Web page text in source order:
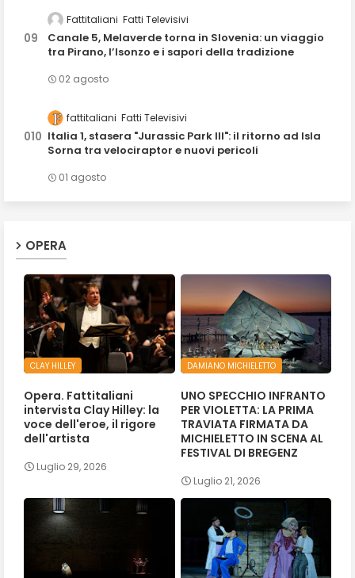
Fattitaliani Fatti Televisivi
Canale 5, Melaverde torna in Slovenia: un viaggio
tra Pirano, l’Isonzo e i sapori della tradizione
02 agosto
fattitaliani Fatti Televisivi
Italia 1, stasera "Jurassic Park III": il ritorno ad Isla
Sorna tra velociraptor e nuovi pericoli
01 agosto
OPERA
CLAY HILLEY
Opera. Fattitaliani
intervista Clay Hilley: la
voce dell'eroe, il rigore
dell'artista
Luglio 29, 2026
DAMIANO MICHIELETTO
UNO SPECCHIO INFRANTO
PER VIOLETTA: LA PRIMA
TRAVIATA FIRMATA DA
MICHIELETTO IN SCENA AL
FESTIVAL DI BREGENZ
Luglio 21, 2026